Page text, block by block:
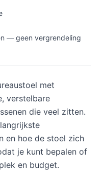
— geen vergrendeling
met
verstelbare
die veel zitten.
en hoe de stoel zich
je kunt bepalen of
en budget.